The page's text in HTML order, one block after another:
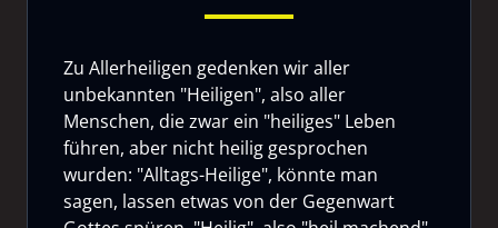
Zu Allerheiligen gedenken wir aller
unbekannten "Heiligen", also aller
Menschen, die zwar ein "heiliges" Leben
führen, aber nicht heilig gesprochen
wurden: "Alltags-Heilige", könnte man
sagen, lassen etwas von der Gegenwart